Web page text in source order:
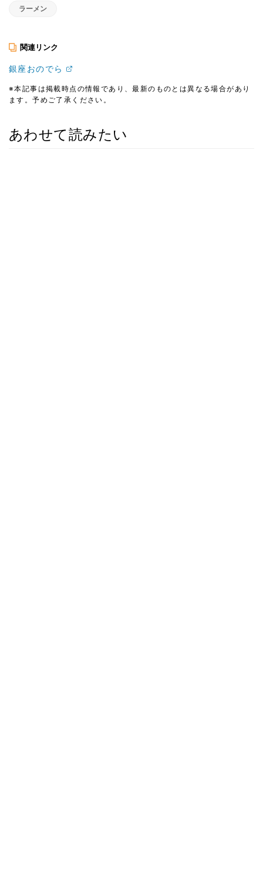
ラーメン
関連リンク
銀座おのでら
※本記事は掲載時点の情報であり、最新のものとは異なる場合があり
ます。予めご了承ください。
あわせて読みたい